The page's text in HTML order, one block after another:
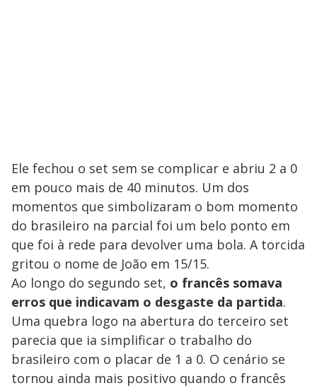
Ele fechou o set sem se complicar e abriu 2 a 0
em pouco mais de 40 minutos. Um dos
momentos que simbolizaram o bom momento
do brasileiro na parcial foi um belo ponto em
que foi à rede para devolver uma bola. A torcida
gritou o nome de João em 15/15.
Ao longo do segundo set, o francês somava
erros que indicavam o desgaste da partida.
Uma quebra logo na abertura do terceiro set
parecia que ia simplificar o trabalho do
brasileiro com o placar de 1 a 0. O cenário se
tornou ainda mais positivo quando o francês